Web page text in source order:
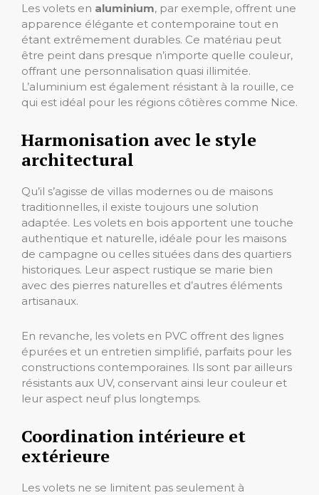
Les volets en aluminium, par exemple, offrent une
apparence élégante et contemporaine tout en
étant extrêmement durables. Ce matériau peut
être peint dans presque n’importe quelle couleur,
offrant une personnalisation quasi illimitée.
L’aluminium est également résistant à la rouille, ce
qui est idéal pour les régions côtières comme Nice.
Harmonisation avec le style
architectural
Qu’il s’agisse de villas modernes ou de maisons
traditionnelles, il existe toujours une solution
adaptée. Les volets en bois apportent une touche
authentique et naturelle, idéale pour les maisons
de campagne ou celles situées dans des quartiers
historiques. Leur aspect rustique se marie bien
avec des pierres naturelles et d’autres éléments
artisanaux.
En revanche, les volets en PVC offrent des lignes
épurées et un entretien simplifié, parfaits pour les
constructions contemporaines. Ils sont par ailleurs
résistants aux UV, conservant ainsi leur couleur et
leur aspect neuf plus longtemps.
Coordination intérieure et
extérieure
Les volets ne se limitent pas seulement à